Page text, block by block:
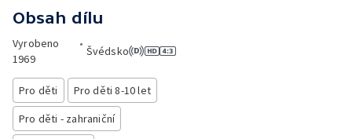
Obsah dílu
Vyrobeno
1969
•
Švédsko
Pro děti
Pro děti 8-10 let
Pro děti - zahraniční